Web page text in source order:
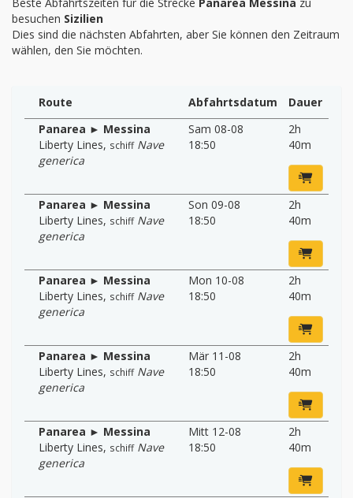
besuchen Sizilien
Dies sind die nächsten Abfahrten, aber Sie können den Zeitraum
wählen, den Sie möchten.
Route Abfahrtsdatum
Dauer
Panarea ► Messina
Liberty Lines, schiff Nave
generica
Sam 08-08
18:50
2h
40m
Panarea ► Messina
Liberty Lines, schiff Nave
generica
Son 09-08
18:50
2h
40m
Panarea ► Messina
Liberty Lines, schiff Nave
generica
Mon 10-08
18:50
2h
40m
Panarea ► Messina
Liberty Lines, schiff Nave
generica
Mär 11-08
18:50
2h
40m
Panarea ► Messina
Liberty Lines, schiff Nave
generica
Mitt 12-08
18:50
2h
40m